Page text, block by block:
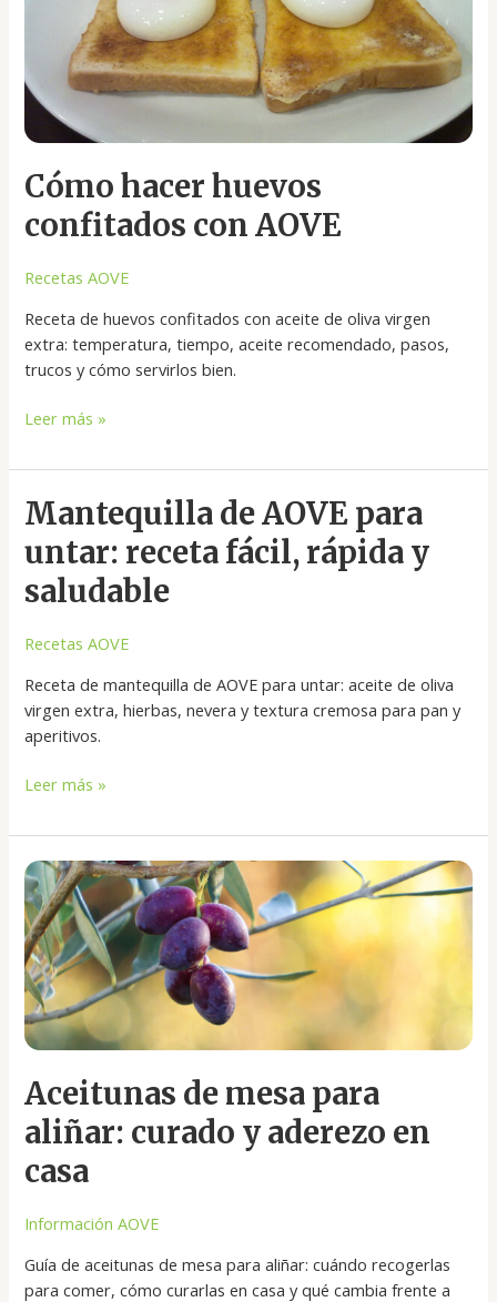
Cómo hacer huevos
confitados con AOVE
Recetas AOVE
Receta de huevos confitados con aceite de oliva virgen
extra: temperatura, tiempo, aceite recomendado, pasos,
trucos y cómo servirlos bien.
Leer más »
Mantequilla de AOVE para
untar: receta fácil, rápida y
saludable
Recetas AOVE
Receta de mantequilla de AOVE para untar: aceite de oliva
virgen extra, hierbas, nevera y textura cremosa para pan y
aperitivos.
Mantequilla
de
AOVE
para
untar:
rápida
y
saludable
Leer más »
Aceitunas de mesa para
aliñar: curado y aderezo en
casa
Información AOVE
Guía de aceitunas de mesa para aliñar: cuándo recogerlas
para comer, cómo curarlas en casa y qué cambia frente a
Aceitunas
de
mesa
para
aliñar:
curado
y
aderezo
casa